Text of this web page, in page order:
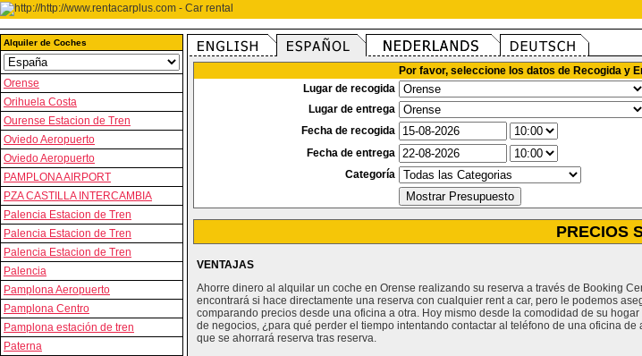
Alquiler de Coches
Orense
Orihuela Costa
Ourense Estacion de Tren
Oviedo Aeropuerto
Oviedo Aeropuerto
PAMPLONA AIRPORT
PZA CASTILLA INTERCAMBIA
Palencia Estacion de Tren
Palencia Estacion de Tren
Palencia Estacion de Tren
Palencia
Pamplona Aeropuerto
Pamplona Centro
Pamplona estación de tren
Paterna
Por favor, seleccione los datos de Recogida y
Lugar de recogida
Lugar de entrega
Fecha de recogida
Fecha de entrega
Categoría
PRECIOS
VENTAJAS
Ahorre dinero al alquilar un coche en Orense realizando su reserva a través de Booking
encontrará si hace directamente una reserva con cualquier rent a car, pero le podemos
comparando precios desde una oficina a otra. Hoy mismo desde la comodidad de su
de negocios, ¿para qué perder el tiempo intentando contactar al teléfono de una oficina
que se ahorrará reserva tras reserva.